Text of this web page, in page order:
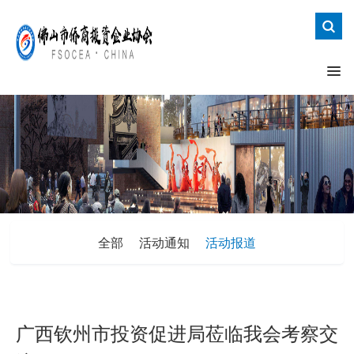
全部 活动通知 活动报道
广西钦州市投资促进局莅临我会考察交